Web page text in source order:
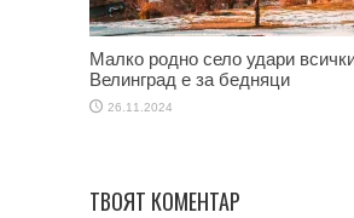
Малко родно село удари
Велинград е за бедняци
26.11.2024
ТВОЯТ КОМЕНТАР